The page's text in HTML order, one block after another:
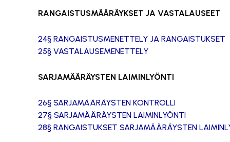
RANGAISTUSMÄÄRÄYKSET JA VASTALAUSEET
24§ RANGAISTUSMENETTELY JA RANGAISTUKSET
25§ VASTALAUSEMENETTELY
SARJAMÄÄRÄYSTEN LAIMINLYÖNTI
26§ SARJAMÄÄRÄYSTEN KONTROLLI
27§ SARJAMÄÄRÄYSTEN LAIMINLYÖNTI
28§ RANGAISTUKSET SARJAMÄÄRÄYSTEN